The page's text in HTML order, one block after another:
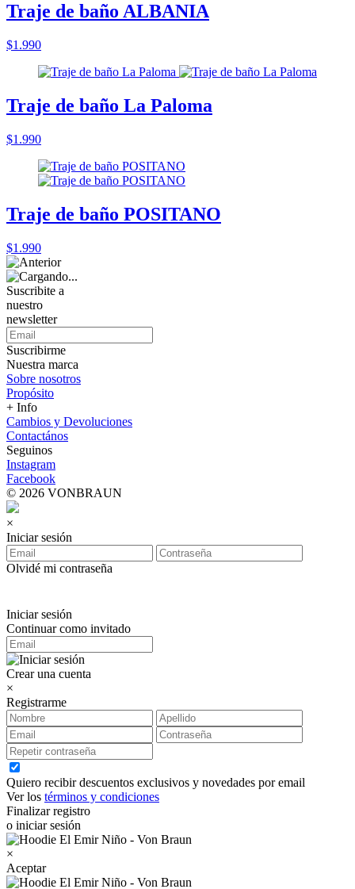
Traje de baño ALBANIA
$1.990
Traje de baño La Paloma
$1.990
Traje de baño POSITANO
$1.990
Suscribite a
nuestro
newsletter
Suscribirme
Nuestra marca
Sobre nosotros
Propósito
+ Info
Cambios y Devoluciones
Contactános
Seguinos
Instagram
Facebook
© 2026 VONBRAUN
×
Iniciar sesión
Olvidé mi contraseña
Iniciar sesión
Continuar como invitado
Crear una cuenta
×
Registrarme
Quiero recibir descuentos exclusivos y novedades por email
Ver los términos y condiciones
Finalizar registro
o iniciar sesión
×
Aceptar